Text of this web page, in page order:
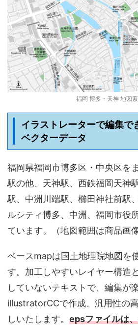
福岡 博多・天神 地図
イラストレーターで編集
ベクターデータ
福岡県福岡市博多区・中央区を
駅の他、天神駅、西鉄福岡天神
駅、中洲川端駅、櫛田神社前駅
ルシティ博多、中洲、福岡市役
ています。（地図範囲は商品画
ベースmapは国土地理院地図を
す。加工しやすいレイヤー構造
していないテキストで、編集が
illustratorCCで作成、汎用性の
しいたします。 epsファイルは